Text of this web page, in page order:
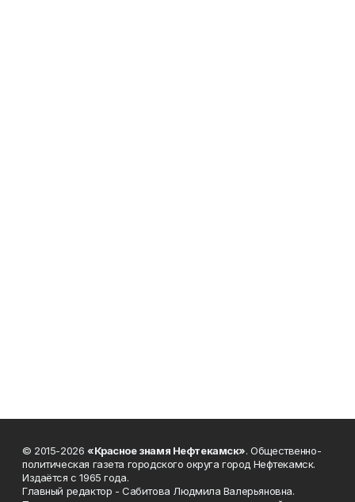
© 2015-2026 «Красное знамя Нефтекамск». Общественно-
политическая газета городского округа город Нефтекамск.
Издаётся с 1965 года.
Главный редактор - Сабитова Людмила Валерьяновна.